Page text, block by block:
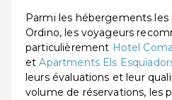
Parmi les hébergements les
Ordino, les voyageurs
particulièrement Hotel Coma
etApartments Els
leurs évaluations et leur
volume de réservations, les